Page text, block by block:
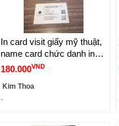
In card visit giấy mỹ thuật,
name card chức danh in
theo yêu cầu -
180.000VND
Kim Thoa
-